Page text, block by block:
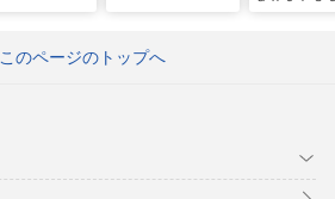
このページのトップへ